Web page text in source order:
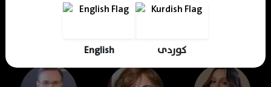
English کوردی Cast & Crew